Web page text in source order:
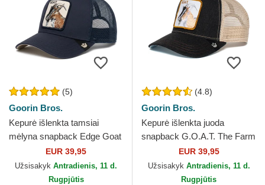
(5)
Goorin Bros.
Kepurė išlenkta tamsiai
mėlyna snapback Edge Goat
The Farm Goorin Bros.
EUR 39,95
Užsisakyk Antradienis, 11 d.
Rugpjūtis
(4.8)
Goorin Bros.
Kepurė išlenkta juoda
snapback G.O.A.T. The Farm
Goorin Bros.EUR 39,95
Užsisakyk Antradienis, 11 d.
Rugpjūtis